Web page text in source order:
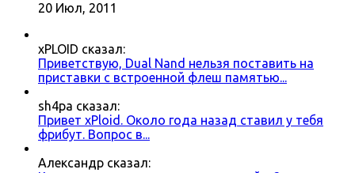
20 Июл, 2011
xPLOID сказал:
Приветствую, Dual Nand нельзя поставить на
приставки с встроенной флеш памятью...
sh4pa сказал:
Привет xPloid. Около года назад ставил у тебя
фрибут. Вопрос в...
Александр сказал: